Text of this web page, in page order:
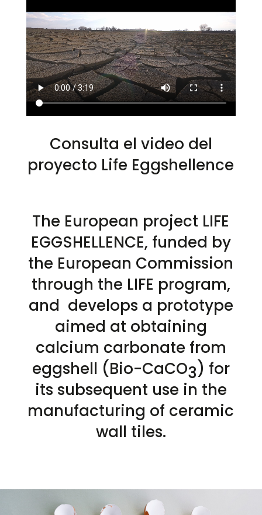
Consulta el video del
proyecto Life Eggshellence
The European project LIFE
EGGSHELLENCE, funded by
the European Commission
through the LIFE program,
and develops a prototype
aimed at obtaining
calcium carbonate from
eggshell (Bio-CaCO3) for
its subsequent use in the
manufacturing of ceramic
wall tiles.